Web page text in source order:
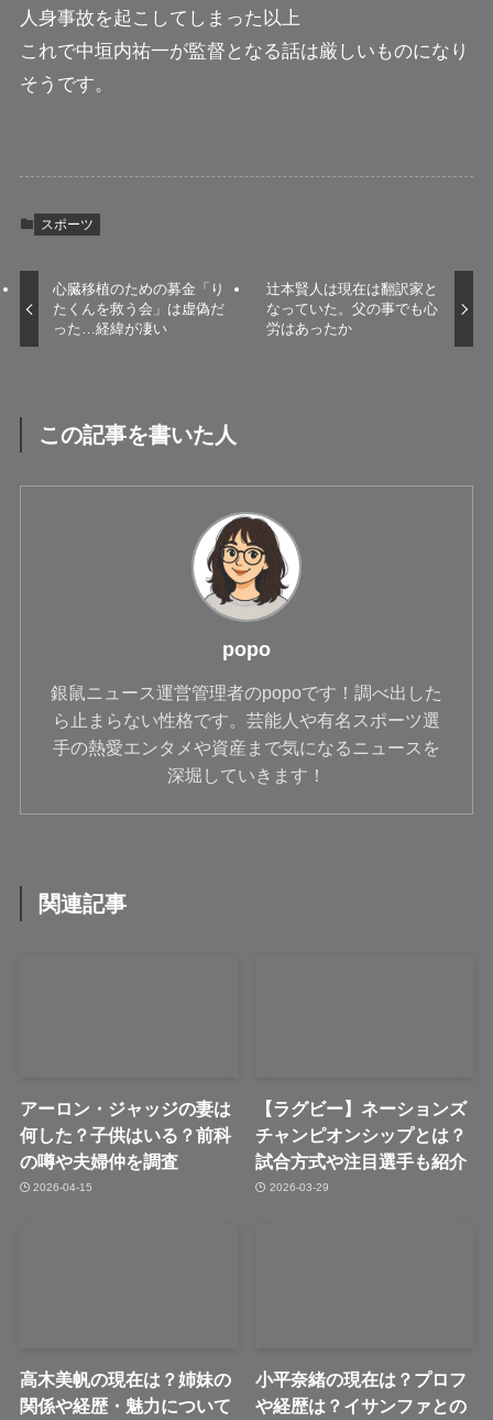
人身事故を起こしてしまった以上
これで中垣内祐一が監督となる話は厳しいものになり
そうです。
スポーツ
心臓移植のための募金「り
たくんを救う会」は虚偽だ
った…経緯が凄い
辻本賢人は現在は翻訳家と
なっていた。父の事でも心
労はあったか
この記事を書いた人
popo
銀鼠ニュース運営管理者のpopoです！調べ出した
ら止まらない性格です。芸能人や有名スポーツ選
手の熱愛エンタメや資産まで気になるニュースを
深堀していきます！
関連記事
アーロン・ジャッジの妻は
何した？子供はいる？前科
の噂や夫婦仲を調査
2026-04-15
【ラグビー】ネーションズ
チャンピオンシップとは？
試合方式や注目選手も紹介
2026-03-29
高木美帆の現在は？姉妹の
関係や経歴・魅力について
小平奈緒の現在は？プロフ
や経歴は？イサンファとの